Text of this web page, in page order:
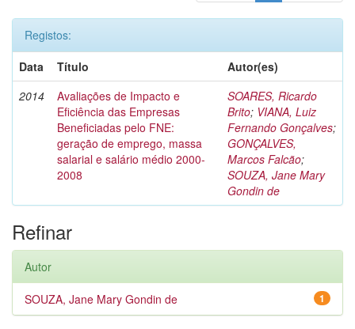
Registos:
Data
Título
Autor(es)
2014
Avaliações de Impacto e
Eficiência das Empresas
Beneficiadas pelo FNE:
geração de emprego, massa
salarial e salário médio 2000-
2008
SOARES, Ricardo
Brito; VIANA, Luiz
Fernando Gonçalves;
GONÇALVES,
Marcos Falcão;
SOUZA, Jane Mary
Gondin de
Refinar
Autor
1
SOUZA, Jane Mary Gondin de